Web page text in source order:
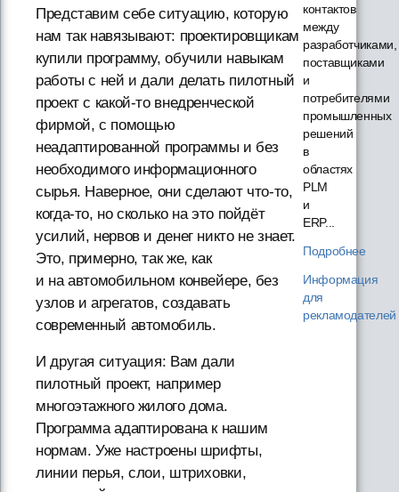
Представим себе ситуацию, которую
нам так навязывают: проектировщикам
купили программу, обучили навыкам
работы с ней и дали делать пилотный
проект с какой-то внедренческой
фирмой, с помощью
неадаптированной программы и без
необходимого информационного
сырья. Наверное, они сделают что-то,
когда-то, но сколько на это пойдёт
усилий, нервов и денег никто не знает.
Это, примерно, так же, как
и на автомобильном конвейере, без
узлов и агрегатов, создавать
современный автомобиль.
И другая ситуация: Вам дали
пилотный проект, например
многоэтажного жилого дома.
Программа адаптирована к нашим
нормам. Уже настроены шрифты,
линии перья, слои, штриховки,
контактов
между
разработчиками,
поставщиками
и
потребителями
промышленных
решений
в
областях
PLM
и
ERP...
Подробнее
Информация
для
рекламодателей